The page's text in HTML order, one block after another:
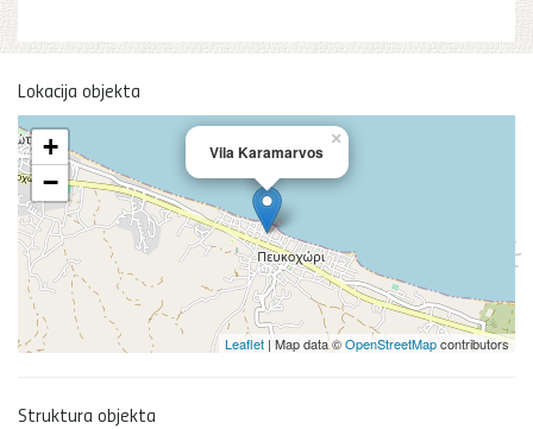
Lokacija objekta
Vila Karamarvos
×
+
−
Leaflet | Map data ©OpenStreetMapcontributors
Struktura objekta